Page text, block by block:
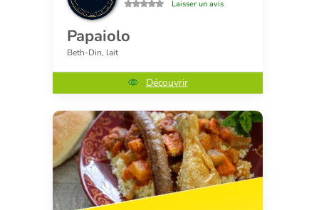
Laisser un avis
Papaiolo
Beth-Din, lait
Découvrir